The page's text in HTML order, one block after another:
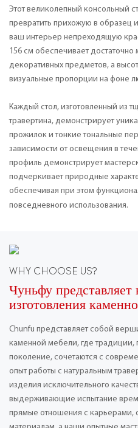
Этот великолепный консольный
превратить прихожую в образец
ваш интерьер непреходящую
156 см обеспечивает
декоративных предметов, а
визуальные пропорции на фоне
Каждый стол, изготовленный из
травертина, демонстрирует
прожилок и тонкие тональные
зависимости от освещения в
профиль демонстрирует
подчеркивает природные
обеспечивая при этом
повседневного использования.
WHY CHOOSE US?
Чуньфу
изготовления
Chunfu представляет собой
каменной мебели, где
поколение, сочетаются с
опыт работы с натуральным
изделия исключительного
выдерживающие испытание
прямые отношения с карьерами,